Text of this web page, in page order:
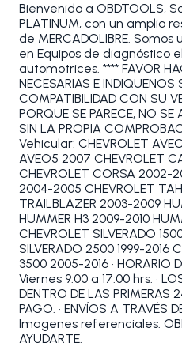
Bienvenido a OBDTOOLS,
PLATINUM, con un amplio
de MERCADOLIBRE.
en Equipos de diagnóstico
automotrices. **** FAVOR
NECESARIAS E INDIQUENOS
COMPATIBILIDAD CON SU
PORQUE SE PARECE, NO
SIN LA PROPIA
Vehicular: CHEVROLET
AVEO5 2007 CHEVROLET
CHEVROLET CORSA 2002-
2004-2005 CHEVROLET
TRAILBLAZER 2003-2009
HUMMER H3 2009-2010
CHEVROLET SILVERADO
SILVERADO 2500 1999-2016
3500 2005-2016 • HORARIO
Viernes 9:00 a 17:00 hrs. •
DENTRO DE LAS PRIMERAS
PAGO. • ENVÍOS A TRAVÉS
Imagenes referenciales.
AYUDARTE.